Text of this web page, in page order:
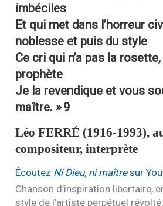
imbéciles
Et qui met dans l’horreur
noblesse et puis du style
Ce cri qui n’a pas la
prophète
Je la revendique et vous
maître. »9
LéoFERRÉ (1916-1993),
compositeur, interprète
Écoutez Ni Dieu, ni maîtresur
Chanson d’inspiration libertaire,
style de l’artiste perpétuel